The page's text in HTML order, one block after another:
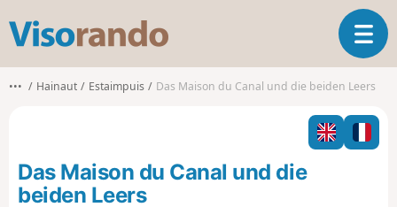
s
o
o
T
o
l
n
••• Hainaut Estaimpuis Das Maison du Canal und die beiden Leers
Das Maison du Canal und die
beiden Leers